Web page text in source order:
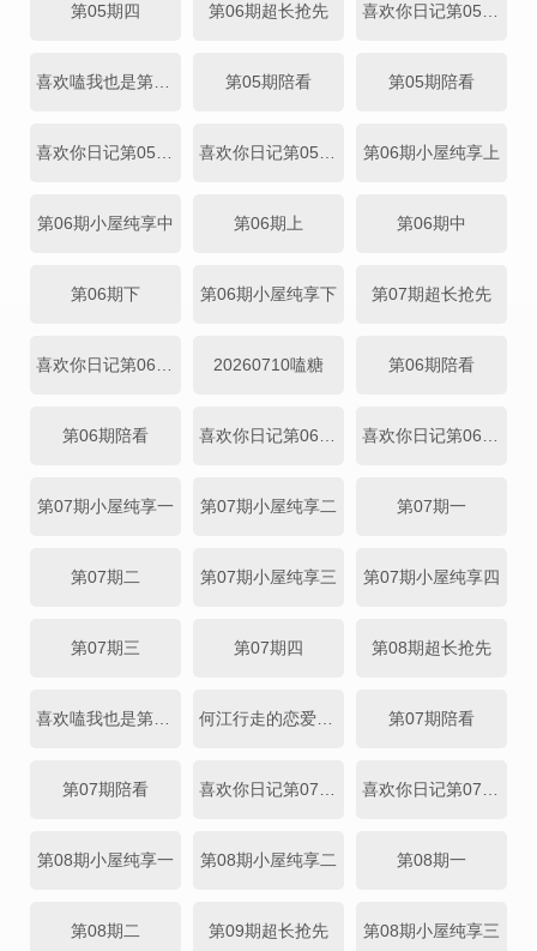
第05期四 第06期超长抢先
第05期陪看 第05期陪看
第06期小屋纯享上
第06期小屋纯享中 第06期上 第06期中
第06期下 第06期小屋纯享下 第07期超长抢先
20260710嗑糖 第06期陪看
第06期陪看
第07期小屋纯享一 第07期小屋纯享二 第07期一
第07期二 第07期小屋纯享三 第07期小屋纯享四
第07期三 第07期四 第08期超长抢先
何江行走的恋爱教科书 第07期陪看
第07期陪看
第08期小屋纯享一 第08期小屋纯享二 第08期一
第08期二 第09期超长抢先 第08期小屋纯享三